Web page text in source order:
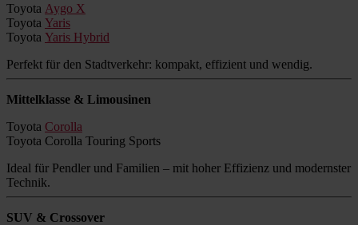
Toyota Aygo X
Toyota Yaris
Toyota Yaris Hybrid
Perfekt für den Stadtverkehr: kompakt, effizient und wendig.
Mittelklasse & Limousinen
Toyota Corolla
Toyota Corolla Touring Sports
Ideal für Pendler und Familien – mit hoher Effizienz und modernster
Technik.
SUV & Crossover